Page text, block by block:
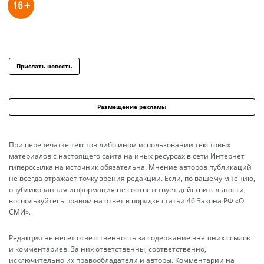
Прислать новость
Размещение рекламы
При перепечатке текстов либо ином использовании текстовых
материалов с настоящего сайта на иных ресурсах в сети Интернет
гиперссылка на источник обязательна. Мнение авторов публикаций
не всегда отражает точку зрения редакции. Если, по вашему мнению,
опубликованная информация не соответствует действительности,
воспользуйтесь правом на ответ в порядке статьи 46 Закона РФ «О
СМИ».
Редакция не несет ответственность за содержание внешних ссылок
и комментариев. За них ответственны, соответственно,
исключительно их правообладатели и авторы. Комментарии на